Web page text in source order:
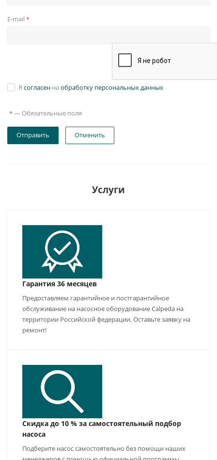
E-mail *
Я согласен на обработку персональных данных
* — Обязательные поля
Отправить Отменить
Услуги
Гарантия 36 месяцев
Предоставляем гарантийное и постгарантийное
обслуживание на насосное оборудование Calpeda на
территории Российской федерации. Оставьте заявку на
ремонт!
Скидка до 10 % за самостоятельный подбор
насоса
Подберите насос самостоятельно без помощи наших